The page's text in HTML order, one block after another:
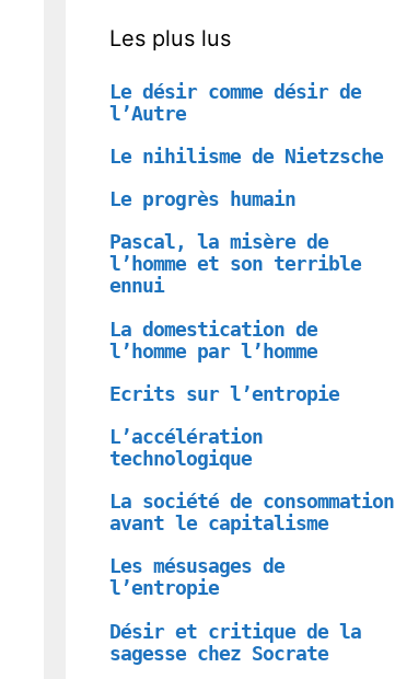
Les plus lus
Le désir comme désir de
l’Autre
Le nihilisme de Nietzsche
Le progrès humain
Pascal, la misère de
l’homme et son terrible
ennui
La domestication de
l’homme par l’homme
Ecrits sur l’entropie
L’accélération
technologique
La société de consommation
avant le capitalisme
Les mésusages de
l’entropie
Désir et critique de la
sagesse chez Socrate